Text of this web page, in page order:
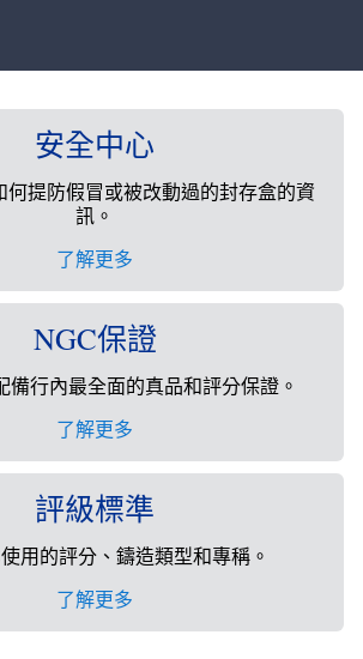
安全中心
何提防假冒或被改動過的封存盒的資
訊。
了解更多
NGC保證
備行內最全面的真品和評分保證。
了解更多
評級標準
用的評分、鑄造類型和專稱。
了解更多